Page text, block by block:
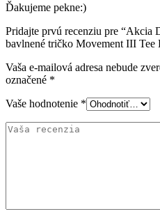
Ďakujeme pekne:)
Pridajte prvú recenziu pre “Akcia
bavlnené tričko Movement III Tee
Vaša e-mailová adresa nebude
označené *
Vaše hodnotenie *